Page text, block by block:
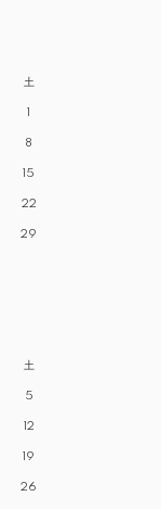
土
1
8
15
22
29
土
5
12
19
26